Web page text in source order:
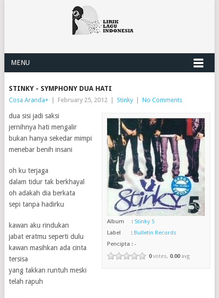
MENU
STINKY - SYMPHONY DUA HATI
Cosa Aranda+ February 25, 2012 Stinky No Comments
Album : Stinky 5
Label :Bulletin Records
Pencipta : -
0votes, 0.00avg
dua sisi jadi saksi
jernihnya hati mengalir
bukan hanya sekedar mimpi
menebar benih insani
oh ku terjaga
dalam tidur tak berkhayal
oh adakah dia berkata
sepi tanpa hadirku
kawan aku rindukan
jabat eratmu seperti dulu
kawan masihkan ada cinta
tersisa
yang takkan runtuh meski
telah rapuh